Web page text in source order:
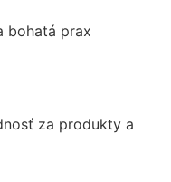
bohatá prax
za produkty a